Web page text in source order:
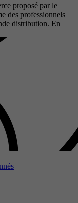
proposé par le
des professionnels
distribution. En